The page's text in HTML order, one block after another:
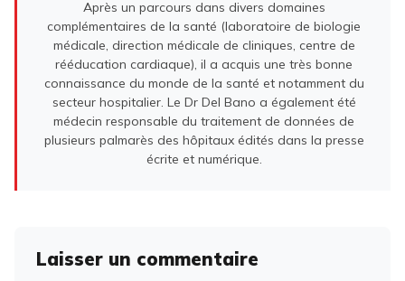
Après un parcours dans divers domaines
complémentaires de la santé (laboratoire de biologie
médicale, direction médicale de cliniques, centre de
rééducation cardiaque), il a acquis une très bonne
connaissance du monde de la santé et notamment du
secteur hospitalier. Le Dr Del Bano a également été
médecin responsable du traitement de données de
plusieurs palmarès des hôpitaux édités dans la presse
écrite et numérique.
Laisser un commentaire